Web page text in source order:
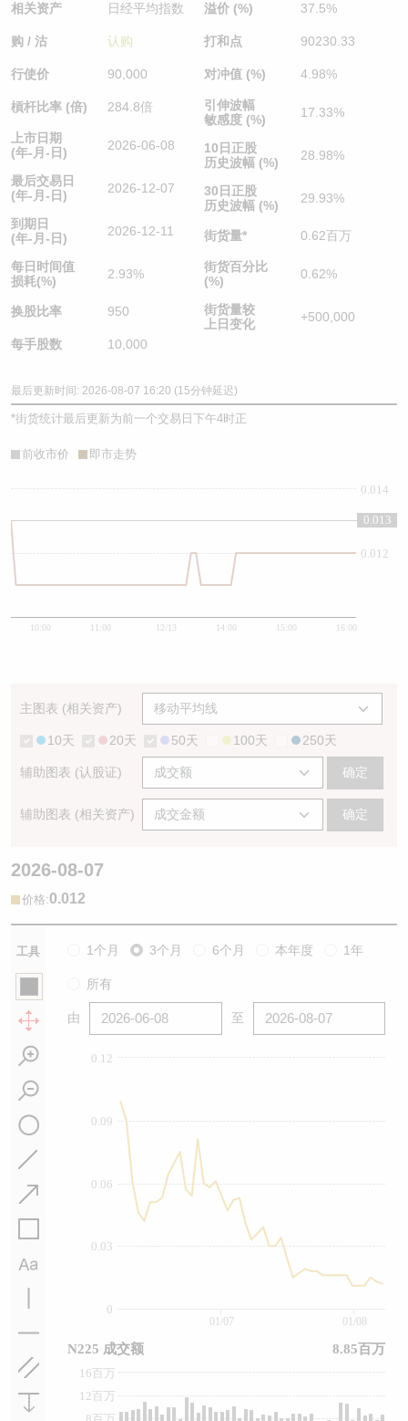
相关资产 日经平均指数
购 / 沽 认购
行使价 90,000
槓杆比率 (倍) 284.8倍
上市日期
(年-月-日)
2026-06-08
最后交易日
(年-月-日)
2026-12-07
到期日
(年-月-日)
2026-12-11
每日时间值
损耗(%)
2.93%
换股比率 950
每手股数 10,000
溢价 (%) 37.5%
打和点 90230.33
对冲值 (%) 4.98%
引伸波幅
敏感度 (%)
17.33%
10日正股
历史波幅 (%)
28.98%
30日正股
历史波幅 (%)
29.93%
街货量* 0.62百万
街货百分比
(%)
0.62%
街货量较
上日变化
+500,000
最后更新时间: 2026-08-07 16:20 (15分钟延迟)
*街货统计最后更新为前一个交易日下午4时正
前收市价 即市走势
10:00 11:00 12/13 14:00 15:00 16:00
0.012
0.014
0.013
主图表 (相关资产)
10天 20天 50天 100天 250天
辅助图表 (认股证) 确定
辅助图表 (相关资产) 确定
2026-08-07
价格:0.012
工具 1个月 3个月 6个月 本年度 1年
所有
由 至
0
0.03
0.06
0.09
0.12
12百万
16百万
01/07 01/08
N225 成交额 8.85百万